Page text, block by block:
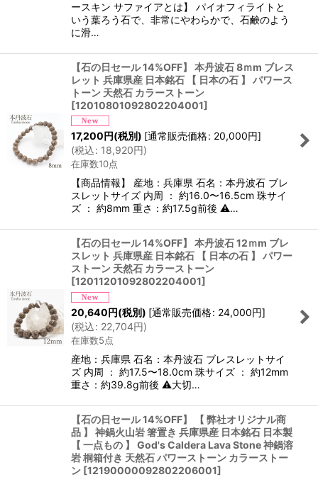
ースキン サファイアとは】 パイオフィライトと
いう葉ろう石で、非常にやわらかで、石鹸のよう
に滑…
【石の日セール 14%OFF】 本丹波石 8ｍm ブレス
レット 兵庫県産 日本銘石 【 日本の石 】 パワース
トーン 天然石 カラーストーン
[12010801092802204001]
17,200円(税別) [通常販売価格: 20,000円]
(税込: 18,920円)
在庫数10点
【商品情報】 産地：兵庫県 石名：本丹波石 ブレ
スレットサイズ 内周 ： 約16.0〜16.5cm 珠サイ
ズ ： 約8mm 重さ：約17.5g前後 ⚠…
【石の日セール 14%OFF】 本丹波石 12ｍm ブレ
スレット 兵庫県産 日本銘石 【 日本の石 】 パワー
ストーン 天然石 カラーストーン
[12011201092802204001]
20,640円(税別) [通常販売価格: 24,000円]
(税込: 22,704円)
在庫数5点
産地：兵庫県 石名：本丹波石 ブレスレットサイ
ズ 内周 ： 約17.5〜18.0cm 珠サイズ ： 約12mm
重さ：約39.8g前後 ⚠大切…
【石の日セール 14%OFF】 【 弊社オリジナル商
品 】 神鍋火山岩 箸置き 兵庫県産 日本銘石 日本製
【 一点もの 】 God's Caldera Lava Stone 神鍋溶
岩 桐箱付き 天然石 パワーストーン カラーストー
ン [12190000092802206001]